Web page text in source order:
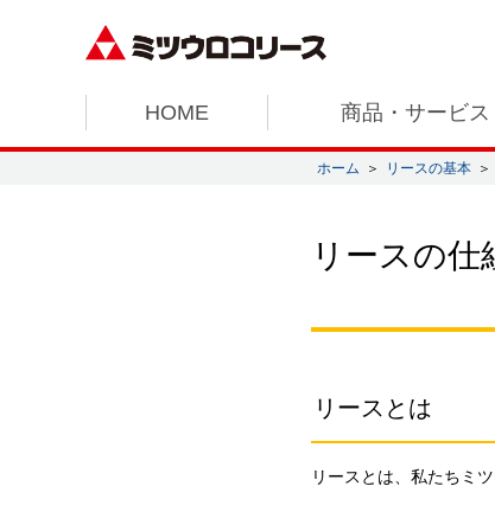
HOME 商品・サービス
ホーム ＞ リースの基本 ＞
リースの仕
リースとは
リースとは、私たちミ